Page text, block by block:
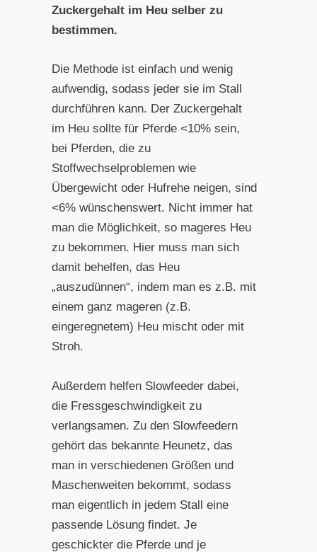
Zuckergehalt im Heu selber zu
bestimmen.
Die Methode ist einfach und wenig
aufwendig, sodass jeder sie im Stall
durchführen kann. Der Zuckergehalt
im Heu sollte für Pferde <10% sein,
bei Pferden, die zu
Stoffwechselproblemen wie
Übergewicht oder Hufrehe neigen, sind
<6% wünschenswert. Nicht immer hat
man die Möglichkeit, so mageres Heu
zu bekommen. Hier muss man sich
damit behelfen, das Heu
„auszudünnen“, indem man es z.B. mit
einem ganz mageren (z.B.
eingeregnetem) Heu mischt oder mit
Stroh.
Außerdem helfen Slowfeeder dabei,
die Fressgeschwindigkeit zu
verlangsamen. Zu den Slowfeedern
gehört das bekannte Heunetz, das
man in verschiedenen Größen und
Maschenweiten bekommt, sodass
man eigentlich in jedem Stall eine
passende Lösung findet. Je
geschickter die Pferde und je